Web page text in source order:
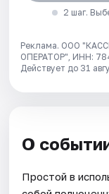
2 шаг.
Реклама. ООО
ОПЕРАТОР", ИНН:
Действует до 31
О
Простой в